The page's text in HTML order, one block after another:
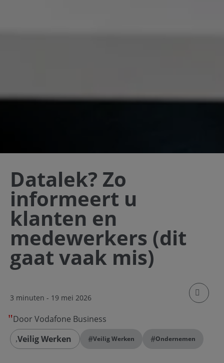
Datalek? Zo
informeert u
klanten en
medewerkers (dit
gaat vaak mis)
3 minuten - 19 mei 2026
klik om
Door Vodafone Business
Veilig Werken
#Veilig Werken #Ondernemen